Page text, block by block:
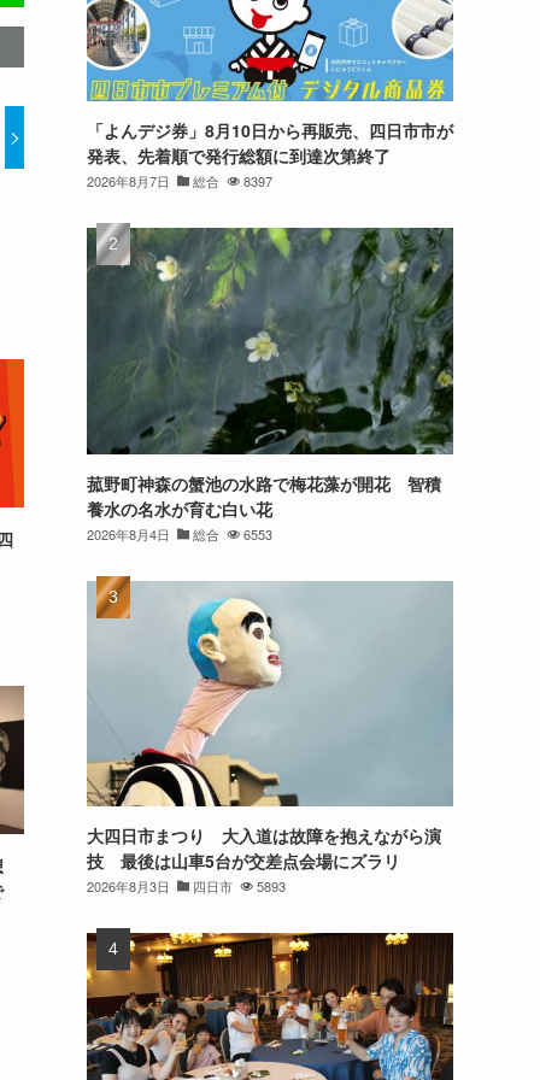
「よんデジ券」8月10日から再販売、四日市市が
発表、先着順で発行総額に到達次第終了
2026年8月7日 総合 8397
菰野町神森の蟹池の水路で梅花藻が開花 智積
養水の名水が育む白い花
2026年8月4日 総合 6553
大四日市まつり 大入道は故障を抱えながら演
技 最後は山車5台が交差点会場にズラリ
2026年8月3日 四日市 5893